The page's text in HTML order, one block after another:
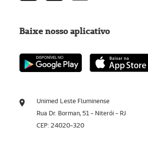
Unimed Leste Fluminense
Rua Dr. Borman, 51 - Niterói - RJ
CEP: 24020-320
Baixe nosso aplicativo